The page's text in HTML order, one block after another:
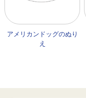
アメリカンドッグのぬり
え